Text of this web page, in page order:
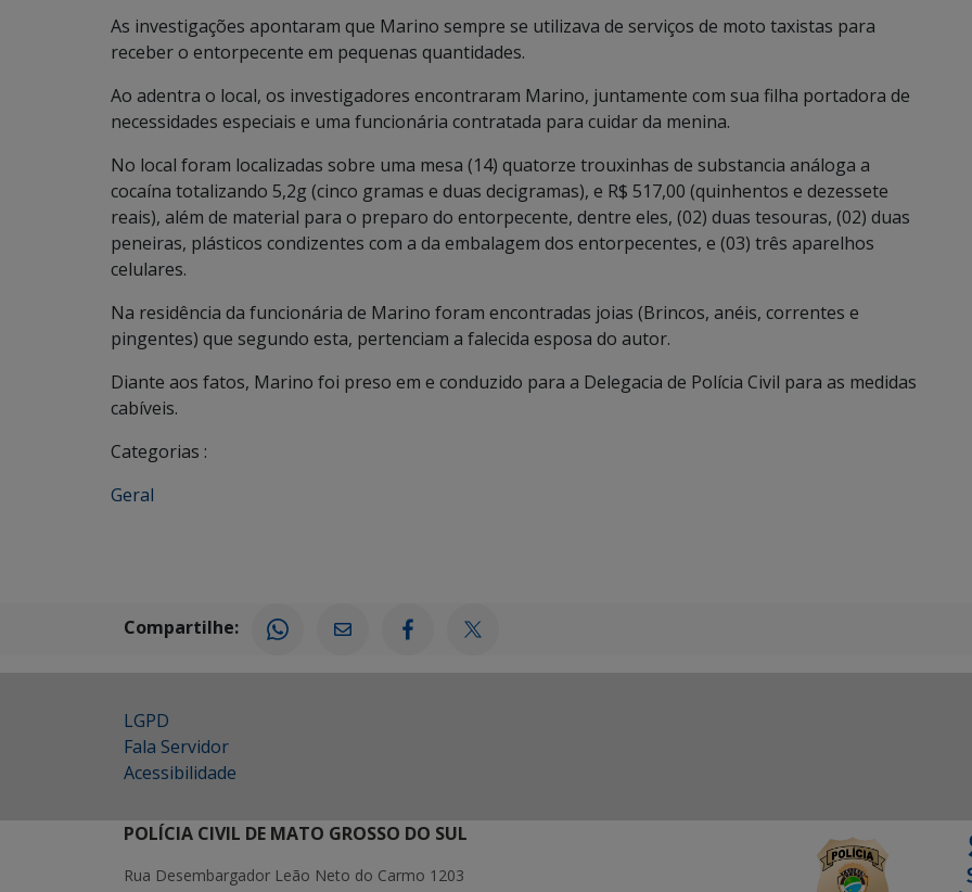
As investigações apontaram que Marino sempre se utilizava de serviços de moto taxistas para
receber o entorpecente em pequenas quantidades.
Ao adentra o local, os investigadores encontraram Marino, juntamente com sua filha portadora de
necessidades especiais e uma funcionária contratada para cuidar da menina.
No local foram localizadas sobre uma mesa (14) quatorze trouxinhas de substancia análoga a
cocaína totalizando 5,2g (cinco gramas e duas decigramas), e R$ 517,00 (quinhentos e dezessete
reais), além de material para o preparo do entorpecente, dentre eles, (02) duas tesouras, (02) duas
peneiras, plásticos condizentes com a da embalagem dos entorpecentes, e (03) três aparelhos
celulares.
Na residência da funcionária de Marino foram encontradas joias (Brincos, anéis, correntes e
pingentes) que segundo esta, pertenciam a falecida esposa do autor.
Diante aos fatos, Marino foi preso em e conduzido para a Delegacia de Polícia Civil para as medidas
cabíveis.
Categorias :
Geral
Compartilhe:
LGPD
Fala Servidor
Acessibilidade
POLÍCIA CIVIL DE MATO GROSSO DO SUL
Rua Desembargador Leão Neto do Carmo 1203